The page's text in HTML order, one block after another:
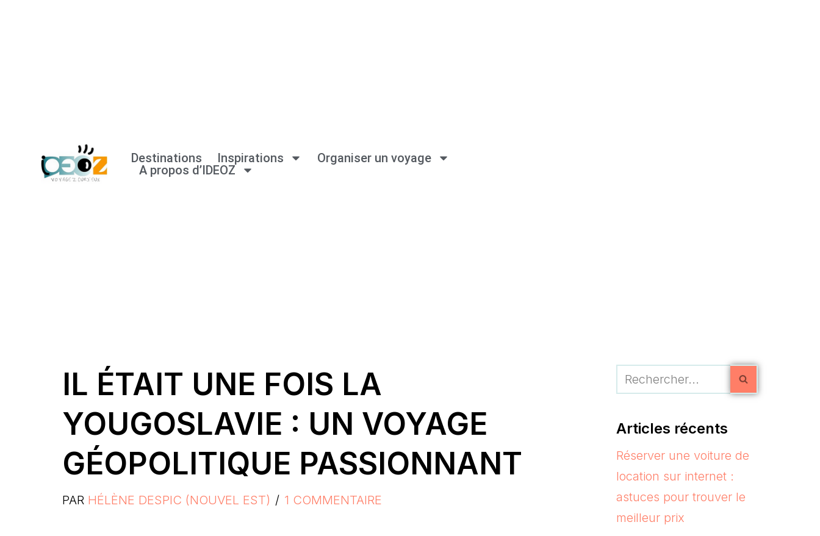
Destinations Inspirations
Organiser un voyage
A propos d’IDEOZ
IL ÉTAIT UNE FOIS LA
YOUGOSLAVIE : UN VOYAGE
GÉOPOLITIQUE PASSIONNANT
PAR HÉLÈNE DESPIC (NOUVEL EST) 1 COMMENTAIRE
Articles récents
Réserver une voiture de
location sur internet :
astuces pour trouver le
meilleur prix